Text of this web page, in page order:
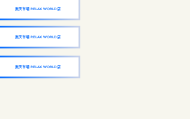
楽天市場 RELAX WORLD店
楽天市場 RELAX WORLD店
楽天市場 RELAX WORLD店